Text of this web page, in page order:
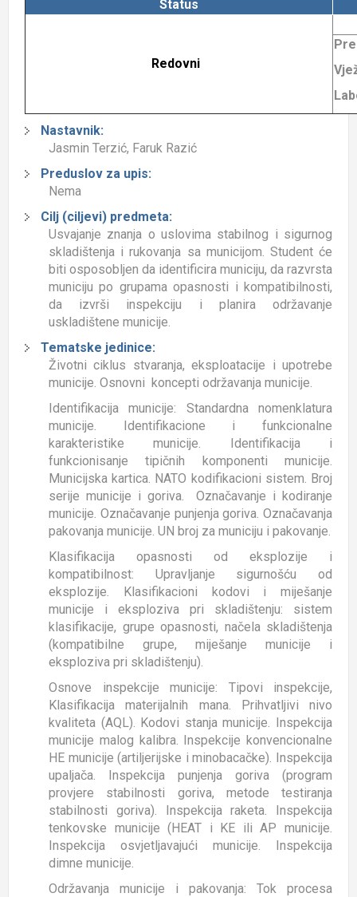
Status
Redovni
Nastavnik:
Jasmin Terzić, Faruk Razić
Preduslov za upis:
Nema
Cilj (ciljevi) predmeta:
Usvajanje znanja o uslovima stabilnog i sigurnog
skladištenja i rukovanja sa municijom. Student će
biti osposobljen da identificira municiju, da razvrsta
municiju po grupama opasnosti i kompatibilnosti,
da izvrši inspekciju i planira održavanje
uskladištene municije.
Tematske jedinice:
Životni ciklus stvaranja, eksploatacije i upotrebe
municije. Osnovni koncepti održavanja municije.
Identifikacija municije: Standardna nomenklatura
municije. Identifikacione i funkcionalne
karakteristike municije. Identifikacija i
funkcionisanje tipičnih komponenti municije.
Municijska kartica. NATO kodifikacioni sistem. Broj
serije municije i goriva. Označavanje i kodiranje
municije. Označavanje punjenja goriva. Označavanja
pakovanja municije. UN broj za municiju i pakovanje.
Klasifikacija opasnosti od eksplozije i
kompatibilnost: Upravljanje sigurnošću od
eksplozije. Klasifikacioni kodovi i miješanje
municije i eksploziva pri skladištenju: sistem
klasifikacije, grupe opasnosti, načela skladištenja
(kompatibilne grupe, miješanje municije i
eksploziva pri skladištenju).
Osnove inspekcije municije: Tipovi inspekcije,
Klasifikacija materijalnih mana. Prihvatljivi nivo
kvaliteta (AQL). Kodovi stanja municije. Inspekcija
municije malog kalibra. Inspekcije konvencionalne
HE municije (artiljerijske i minobacačke). Inspekcija
upaljača. Inspekcija punjenja goriva (program
provjere stabilnosti goriva, metode testiranja
stabilnosti goriva). Inspekcija raketa. Inspekcija
tenkovske municije (HEAT i KE ili AP municije.
Inspekcija osvjetljavajući municije. Inspekcija
dimne municije.
Održavanja municije i pakovanja: Tok procesa